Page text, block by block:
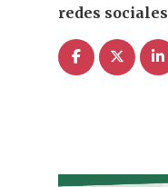
redes sociales